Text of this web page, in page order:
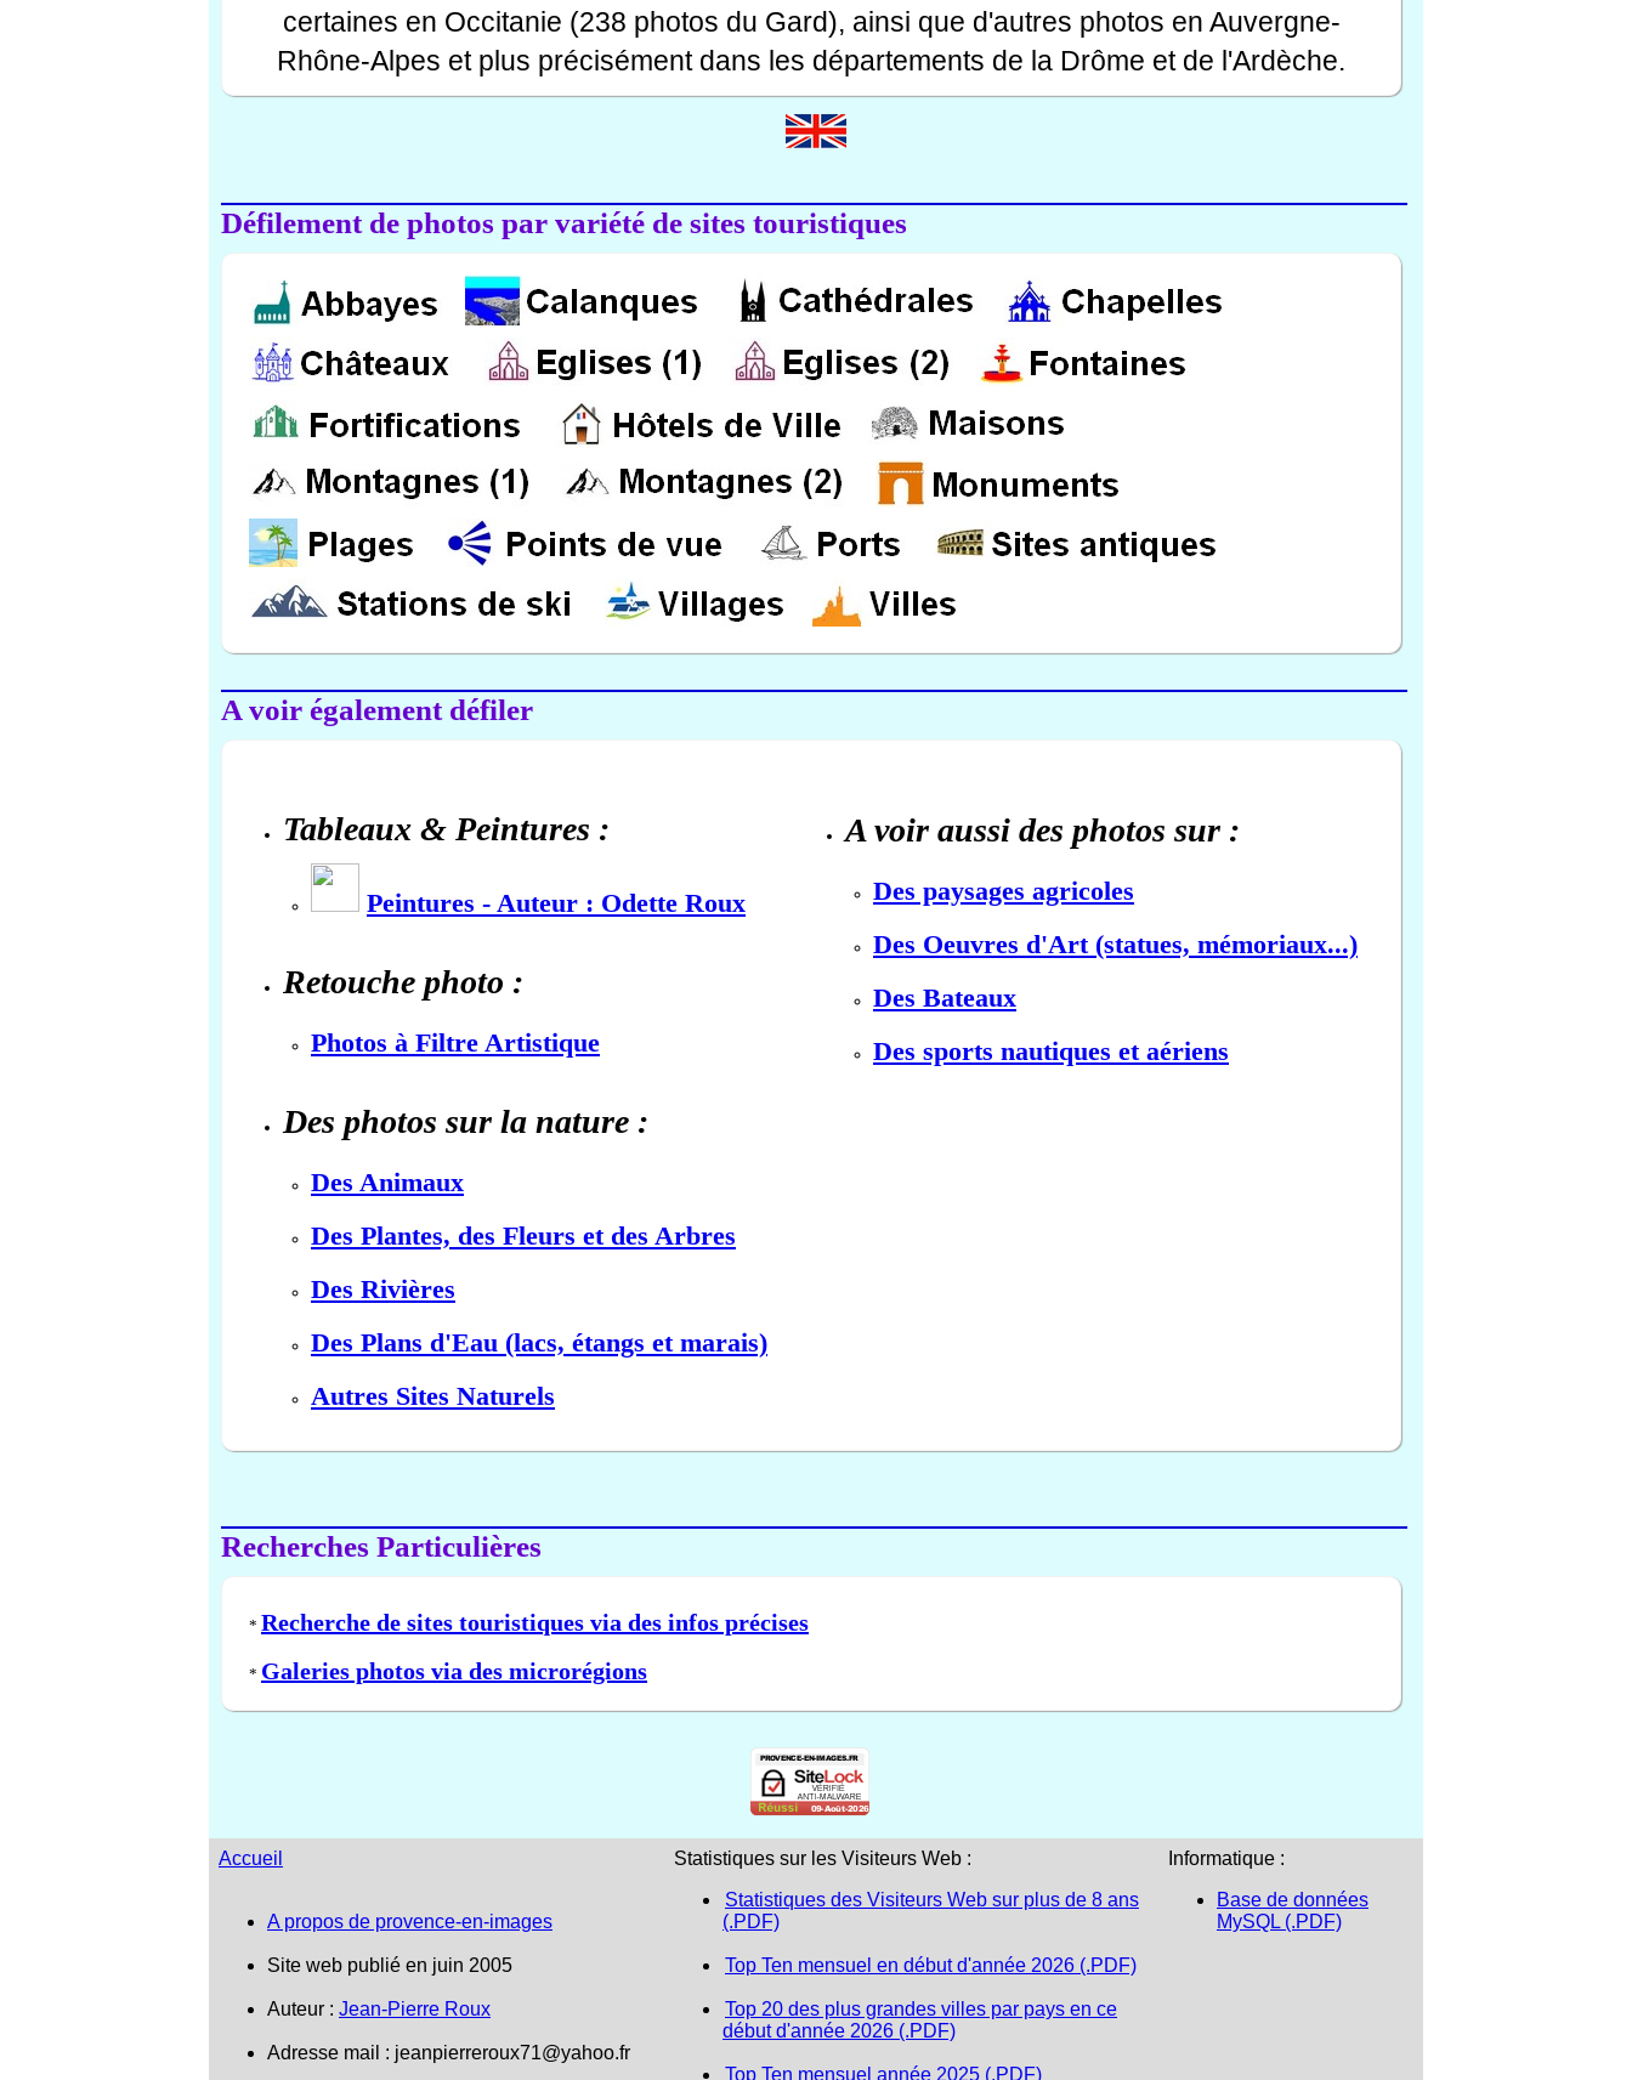
certaines en Occitanie (238 photos du Gard), ainsi que d'autres photos en Auvergne-
Rhône-Alpes et plus précisément dans les départements de la Drôme et de l'Ardèche.
Défilement de photos par variété de sites touristiques
A voir également défiler
Tableaux & Peintures :
Peintures - Auteur : Odette Roux
Retouche photo :
Photos à Filtre Artistique
Des photos sur la nature :
Des Animaux
Des Plantes, des Fleurs et des Arbres
Des Rivières
Des Plans d'Eau (lacs, étangs et marais)
Autres Sites Naturels
A voir aussi des photos sur :
Des paysages agricoles
Des Oeuvres d'Art (statues, mémoriaux...)
Des Bateaux
Des sports nautiques et aériens
Recherches Particulières
* Recherche de sites touristiques via des infos précises
* Galeries photos via des microrégions
Accueil
A propos de provence-en-images
Site web publié en juin 2005
Auteur : Jean-Pierre Roux
Adresse mail : jeanpierreroux71@yahoo.fr
Statistiques sur les Visiteurs Web :
Statistiques des Visiteurs Web sur plus de 8 ans
(.PDF)
Top Ten mensuel en début d'année 2026 (.PDF)
Top 20 des plus grandes villes par pays en ce
début d'année 2026 (.PDF)
Top Ten mensuel année 2025 (.PDF)
Informatique :
Base de données
MySQL (.PDF)